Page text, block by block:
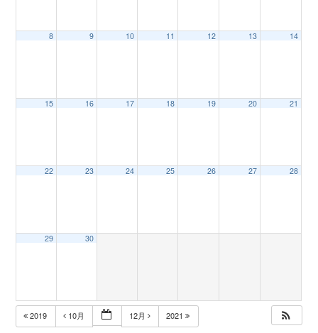
8 9 10 11 12 13 14
15 16 17 18 19 20 21
22 23 24 25 26 27 28
29 30
2019 10月 12月 2021